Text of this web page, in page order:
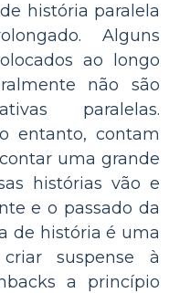
história paralela
Alguns
ao longo
não são
paralelas.
entanto, contam
uma grande
histórias vão e
e o passado da
de história é uma
suspense à
a princípio